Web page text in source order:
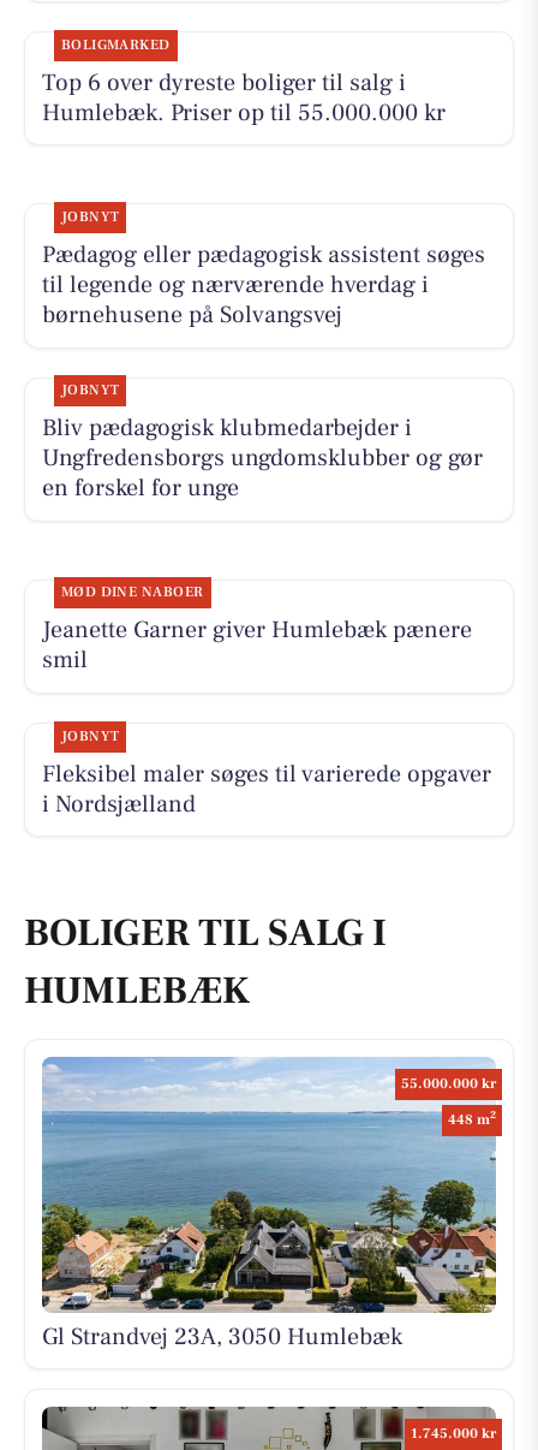
BOLIGMARKED
Top 6 over dyreste boliger til salg i
Humlebæk. Priser op til 55.000.000 kr
JOBNYT
Pædagog eller pædagogisk assistent søges
til legende og nærværende hverdag i
børnehusene på Solvangsvej
JOBNYT
Bliv pædagogisk klubmedarbejder i
Ungfredensborgs ungdomsklubber og gør
en forskel for unge
MØD DINE NABOER
Jeanette Garner giver Humlebæk pænere
smil
JOBNYT
Fleksibel maler søges til varierede opgaver
i Nordsjælland
BOLIGER TIL SALG I
HUMLEBÆK
55.000.000 kr
448 m2
Gl Strandvej 23A, 3050 Humlebæk
1.745.000 kr